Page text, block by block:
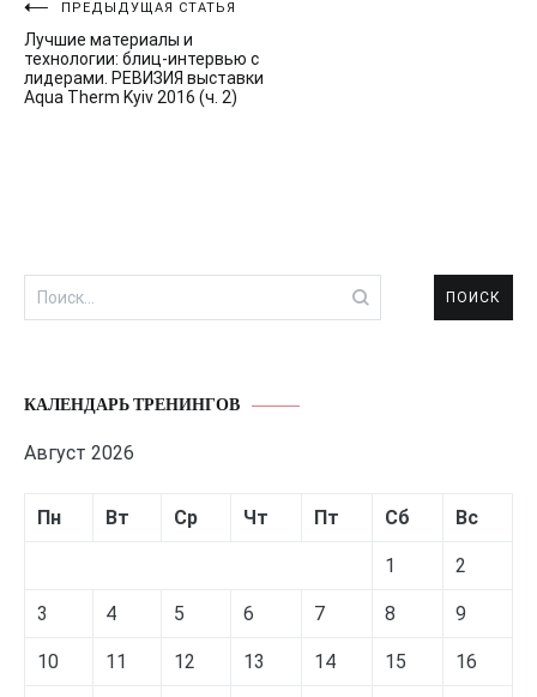
Навигация
по
записям
ПРЕДЫДУЩАЯ СТАТЬЯ
Лучшие материалы и
технологии: блиц-интервью с
лидерами. РЕВИЗИЯ выставки
Aqua Therm Kyiv 2016 (ч. 2)
Найти:
КАЛЕНДАРЬ ТРЕНИНГОВ
Август 2026
Пн Вт Ср Чт Пт Сб Вс
1 2
3 4 5 6 7 8 9
10 11 12 13 14 15 16